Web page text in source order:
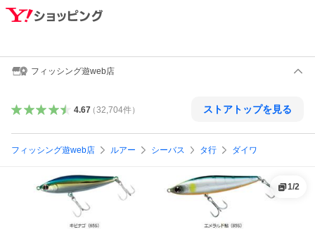
フィッシング遊web店
4.67（32,704件） ストアトップを見る
フィッシング遊web店 ルアー シーバス タ行 ダイワ
1/2